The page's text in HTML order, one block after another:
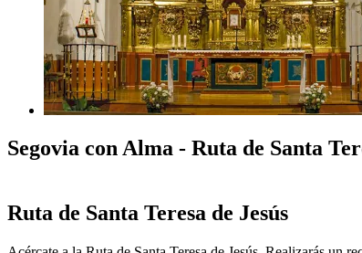
Segovia con Alma - Ruta de Santa
Ruta de Santa Teresa de Jesús